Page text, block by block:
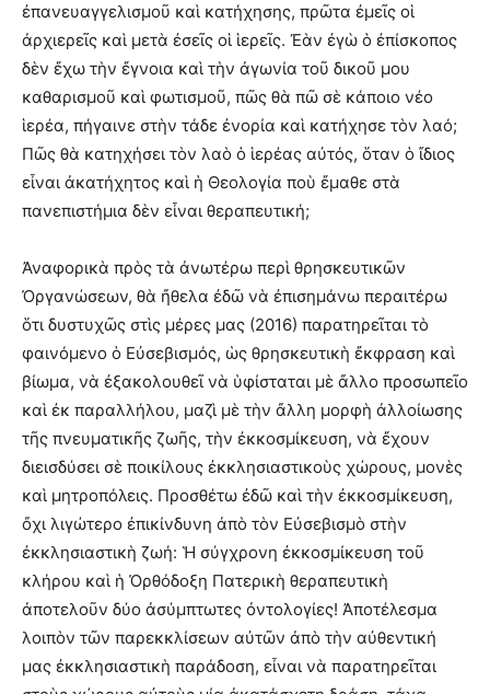
ἐπανευαγγελισμοῦ καὶ κατήχησης, πρῶτα ἐμεῖς οἱ
ἀρχιερεῖς καὶ μετὰ ἐσεῖς οἱ ἱερεῖς. Ἐὰν ἐγὼ ὁ ἐπίσκοπος
δὲν ἔχω τὴν ἔγνοια καὶ τὴν ἀγωνία τοῦ δικοῦ μου
καθαρισμοῦ καὶ φωτισμοῦ, πῶς θὰ πῶ σὲ κάποιο νέο
ἱερέα, πήγαινε στὴν τάδε ἐνορία καὶ κατήχησε τὸν λαό;
Πῶς θὰ κατηχήσει τὸν λαὸ ὁ ἱερέας αὐτός, ὅταν ὁ ἴδιος
εἶναι ἀκατήχητος καὶ ἡ Θεολογία ποὺ ἔμαθε στὰ
πανεπιστήμια δὲν εἶναι θεραπευτική;
Ἀναφορικὰ πρὸς τὰ ἀνωτέρω περὶ θρησκευτικῶν
Ὀργανώσεων, θὰ ἤθελα ἐδῶ νὰ ἐπισημάνω περαιτέρω
ὅτι δυστυχῶς στὶς μέρες μας (2016) παρατηρεῖται τὸ
φαινόμενο ὁ Εὐσεβισμός, ὡς θρησκευτικὴ ἔκφραση καὶ
βίωμα, νὰ ἐξακολουθεῖ νὰ ὑφίσταται μὲ ἄλλο προσωπεῖο
καὶ ἐκ παραλλήλου, μαζὶ μὲ τὴν ἄλλη μορφὴ ἀλλοίωσης
τῆς πνευματικῆς ζωῆς, τὴν ἐκκοσμίκευση, νὰ ἔχουν
διεισδύσει σὲ ποικίλους ἐκκλησιαστικοὺς χώρους, μονὲς
καὶ μητροπόλεις. Προσθέτω ἐδῶ καὶ τὴν ἐκκοσμίκευση,
ὄχι λιγώτερο ἐπικίνδυνη ἀπὸ τὸν Εὐσεβισμὸ στὴν
ἐκκλησιαστικὴ ζωή: Ἡ σύγχρονη ἐκκοσμίκευση τοῦ
κλήρου καὶ ἡ Ὀρθόδοξη Πατερικὴ θεραπευτικὴ
ἀποτελοῦν δύο ἀσύμπτωτες ὀντολογίες! Ἀποτέλεσμα
λοιπὸν τῶν παρεκκλίσεων αὐτῶν ἀπὸ τὴν αὐθεντική
μας ἐκκλησιαστικὴ παράδοση, εἶναι νὰ παρατηρεῖται